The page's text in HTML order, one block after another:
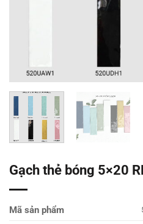
Gạch thẻ bóng 5×20
Mã sản phẩm